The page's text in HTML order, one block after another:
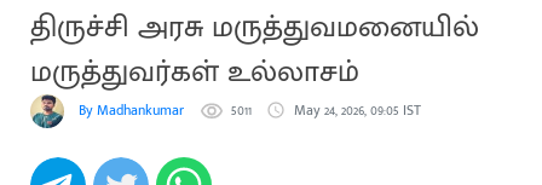
திருச்சி அரசு மருத்துவமனையில்
மருத்துவர்கள் உல்லாசம்
By Madhankumar 5011 May 24, 2026, 09:05 IST